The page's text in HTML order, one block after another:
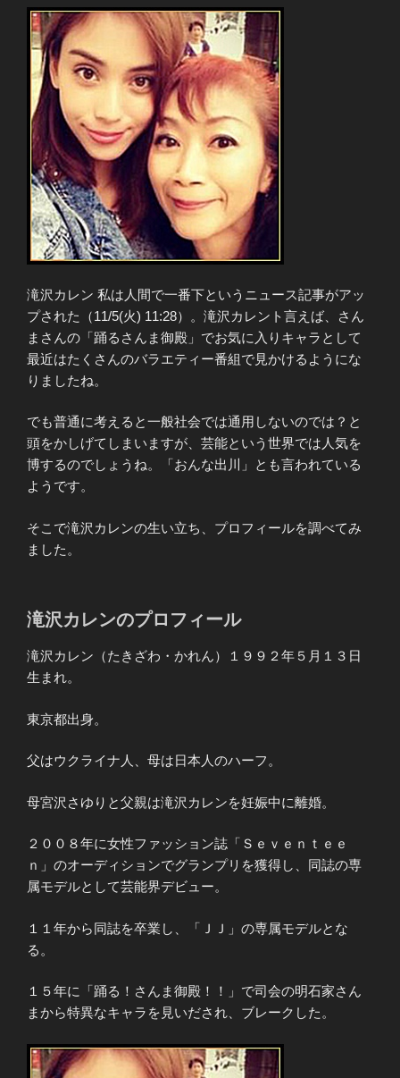
滝沢カレン 私は人間で一番下というニュース記事がアッ
プされた（11/5(火) 11:28）。滝沢カレント言えば、さん
まさんの「踊るさんま御殿」でお気に入りキャラとして
最近はたくさんのバラエティー番組で見かけるようにな
りましたね。
でも普通に考えると一般社会では通用しないのでは？と
頭をかしげてしまいますが、芸能という世界では人気を
博するのでしょうね。「おんな出川」とも言われている
ようです。
そこで滝沢カレンの生い立ち、プロフィールを調べてみ
ました。
滝沢カレンのプロフィール
滝沢カレン（たきざわ・かれん）１９９２年５月１３日
生まれ。
東京都出身。
父はウクライナ人、母は日本人のハーフ。
母宮沢さゆりと父親は滝沢カレンを妊娠中に離婚。
２００８年に女性ファッション誌「Ｓｅｖｅｎｔｅｅ
ｎ」のオーディションでグランプリを獲得し、同誌の専
属モデルとして芸能界デビュー。
１１年から同誌を卒業し、「ＪＪ」の専属モデルとな
る。
１５年に「踊る！さんま御殿！！」で司会の明石家さん
まから特異なキャラを見いだされ、ブレークした。